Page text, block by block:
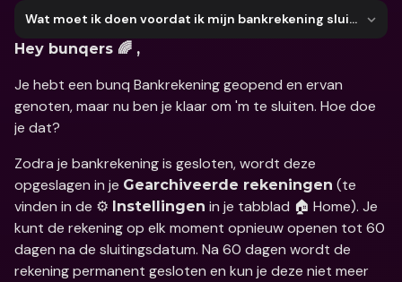
Wat moet ik doen voordat ik mijn bankrekening sluit?
Hey bunqers 🌈 ,
Je hebt een bunq Bankrekening geopend en ervan
genoten, maar nu ben je klaar om 'm te sluiten. Hoe doe
je dat?
Zodra je bankrekening is gesloten, wordt deze
opgeslagen in je Gearchiveerde rekeningen (te
vinden in de ⚙️ Instellingen in je tabblad 🏠 Home). Je
kunt de rekening op elk moment opnieuw openen tot 60
dagen na de sluitingsdatum. Na 60 dagen wordt de
rekening permanent gesloten en kun je deze niet meer